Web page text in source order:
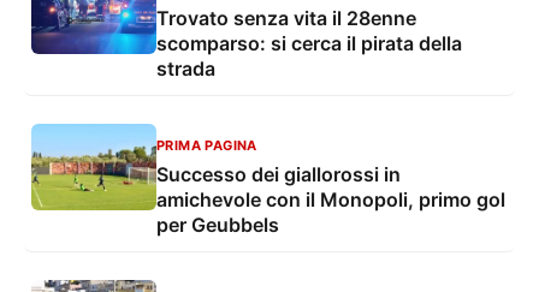
Trovato senza vita il 28enne
scomparso: si cerca il pirata della
strada
PRIMA PAGINA
Successo dei giallorossi in
amichevole con il Monopoli, primo gol
per Geubbels